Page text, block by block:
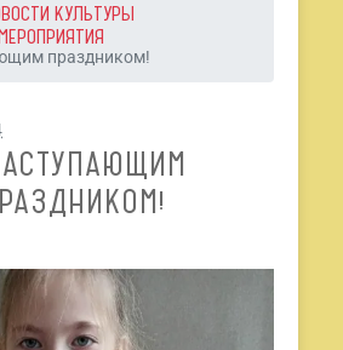
КУЛЬТУРЫ
праздником!